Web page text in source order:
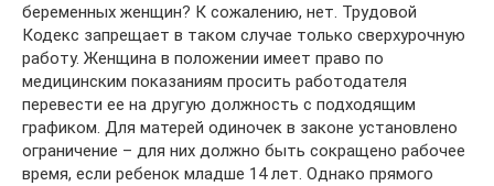
беременных женщин? К сожалению, нет. Трудовой
Кодекс запрещает в таком случае только сверхурочную
работу. Женщина в положении имеет право по
медицинским показаниям просить работодателя
перевести ее на другую должность с подходящим
графиком. Для матерей одиночек в законе установлено
ограничение – для них должно быть сокращено рабочее
время, если ребенок младше 14 лет. Однако прямого